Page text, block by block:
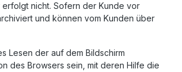
nicht. Sofern der Kunde vor
und können vom Kunden über
Lesen der auf dem Bildschirm
des Browsers sein, mit deren Hilfe die